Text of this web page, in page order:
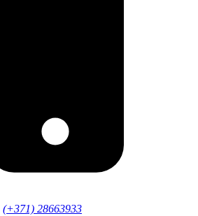
(+371) 28663933